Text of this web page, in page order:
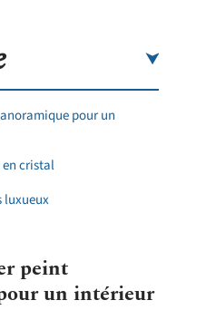
pour un
cristal
luxueux
peint
un intérieur